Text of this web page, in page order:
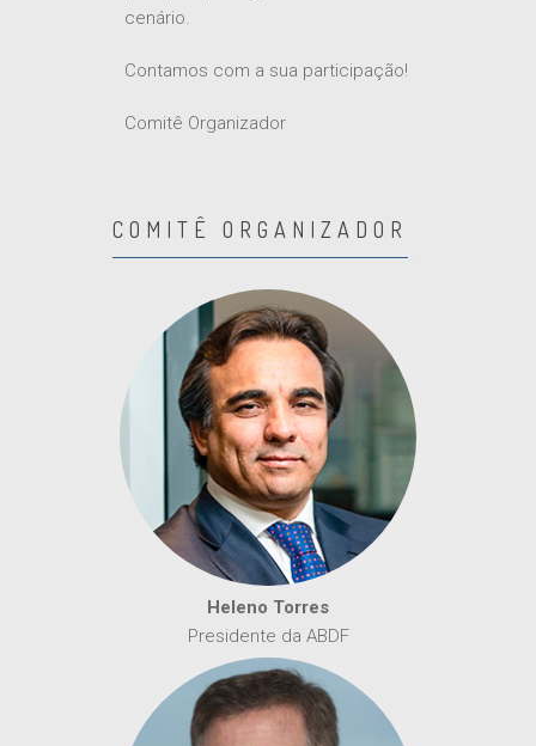
cenário.
Contamos com a sua participação!
Comitê Organizador
COMITÊ ORGANIZADOR
Heleno Torres
Presidente da ABDF